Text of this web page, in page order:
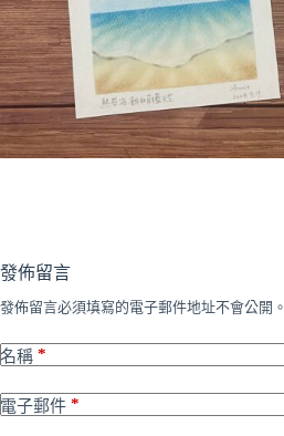
發佈留言
發佈留言必須填寫的電子郵件地址不會公開。
名稱 *
電子郵件 *